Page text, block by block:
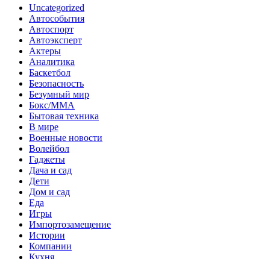
Uncategorized
Автособытия
Автоспорт
Автоэксперт
Актеры
Аналитика
Баскетбол
Безопасность
Безумный мир
Бокс/MMA
Бытовая техника
В мире
Военные новости
Волейбол
Гаджеты
Дача и сад
Дети
Дом и сад
Еда
Игры
Импортозамещение
Истории
Компании
Кухня